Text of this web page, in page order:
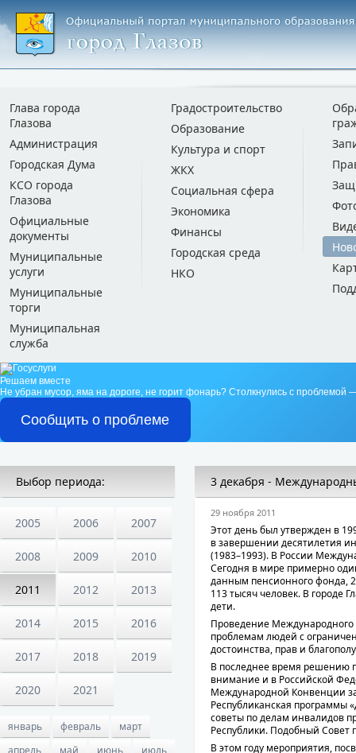
Глава города
Глазова
Администрация
Городская Дума
КСО города
Глазова
Официальные
документы
Муниципальные
услуги
Муниципальные
торги
Муниципальная
служба
Градостроительство
Образование
Культура и спорт
ЖКХ
Социальная сфера
Экономика
Финансы
Городская среда
НКО
Решаем вместе
Не убран мусор, яма на дороге, не горит фонарь? Столкнулись с проблемой
Сообщить о проблеме
Выбор периода:
2005 2006 2007
2008 2009 2010
2011 2012 2013
2014 2015 2016
2017 2018 2019
2020 2021
январь февраль
март
апрель
май июнь
июль
3 декабря -
29 ноября 2011
Этот день был утвержден в
в завершении десятилетия
(1983–1993). В России
Сегодня в мире примерно
данным пенсионного фонда,
113 тысяч человек. В городе
дети.
Проведение
проблемам людей с
достоинства, прав и
В последнее время решению
внимание и в Российской
Международной Конвенции
Республиканская программы
советы по делам инвалидов
Республики. Подобный Совет
В этом году мероприятия,